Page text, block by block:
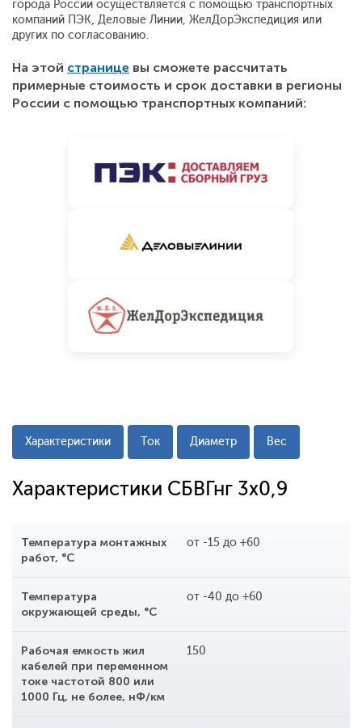
города России осуществляется с помощью транспортных
компаний ПЭК, Деловые Линии, ЖелДорЭкспедиция или
других по согласованию.
На этой странице вы сможете рассчитать
примерные стоимость и срок доставки в регионы
России с помощью транспортных компаний:
Характеристики Ток Диаметр Вес
Характеристики СБВГнг 3x0,9
Температура монтажных
работ, °С
от -15 до +60
Температура
окружающей среды, °С
от -40 до +60
Рабочая емкость жил
кабелей при переменном
токе частотой 800 или
1000 Гц, не более, нФ/км
150